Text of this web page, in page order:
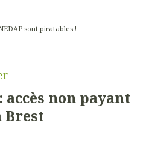
sont piratables !
non payant
Brest